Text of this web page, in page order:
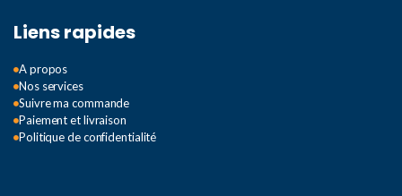
Liens rapides
A propos
Nos services
Suivre ma commande
Paiement et livraison
Politique de confidentialité